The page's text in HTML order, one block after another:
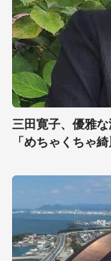
三田寛子、優雅
「めちゃくちゃ